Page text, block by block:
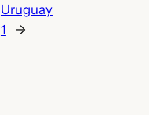
Uruguay
1
→